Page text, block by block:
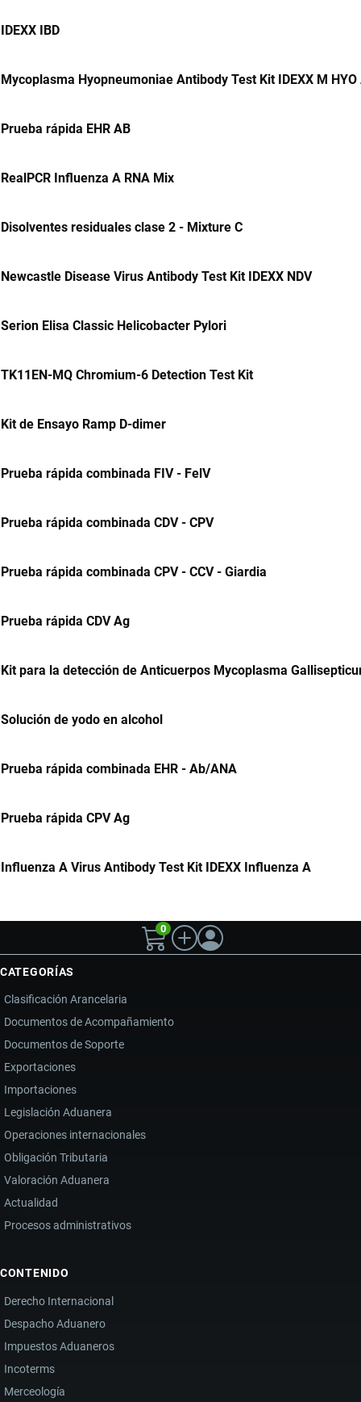
IDEXX IBD
Mycoplasma Hyopneumoniae Antibody Test Kit IDEXX M HYO
Prueba rápida EHR AB
RealPCR Influenza A RNA Mix
Disolventes residuales clase 2 - Mixture C
Newcastle Disease Virus Antibody Test Kit IDEXX NDV
Serion Elisa Classic Helicobacter Pylori
TK11EN-MQ Chromium-6 Detection Test Kit
Kit de Ensayo Ramp D-dimer
Prueba rápida combinada FIV - FelV
Prueba rápida combinada CDV - CPV
Prueba rápida combinada CPV - CCV - Giardia
Prueba rápida CDV Ag
Kit para la detección de Anticuerpos Mycoplasma
Solución de yodo en alcohol
Prueba rápida combinada EHR - Ab/ANA
Prueba rápida CPV Ag
Influenza A Virus Antibody Test Kit IDEXX Influenza A
0
CATEGORÍAS
Clasificación Arancelaria
Documentos de Acompañamiento
Documentos de Soporte
Exportaciones
Importaciones
Legislación Aduanera
Operaciones internacionales
Obligación Tributaria
Valoración Aduanera
Actualidad
Procesos administrativos
CONTENIDO
Derecho Internacional
Despacho Aduanero
Impuestos Aduaneros
Incoterms
Merceología